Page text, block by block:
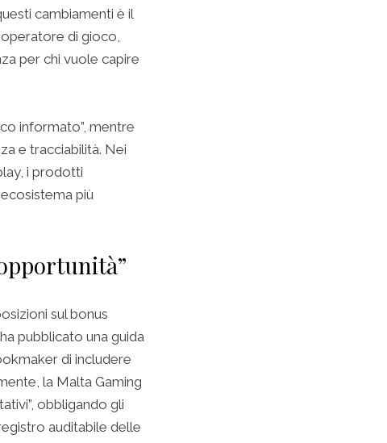
cambiamenti è il
di gioco,
per chi vuole capire
informato”, mentre
e tracciabilità. Nei
i prodotti
più
sul bonus
pubblicato una guida
di includere
la Malta Gaming
obbligando gli
auditabile delle